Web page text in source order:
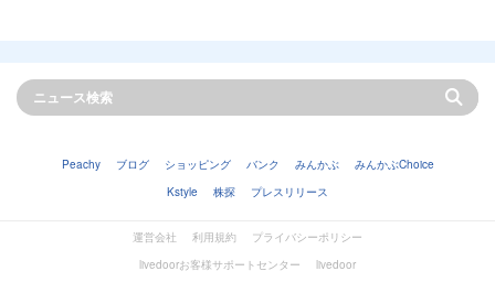
Peachy ブログ ショッピング バンク みんかぶ
みんかぶChoice
Kstyle
株探 プレスリリース
運営会社 利用規約
プライバシーポリシー
livedoorお客様サポートセンター
livedoor